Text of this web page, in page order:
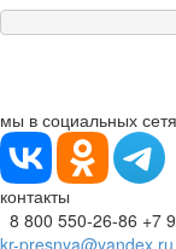
мы в социальных
контакты
8 800 550-26-86 +7